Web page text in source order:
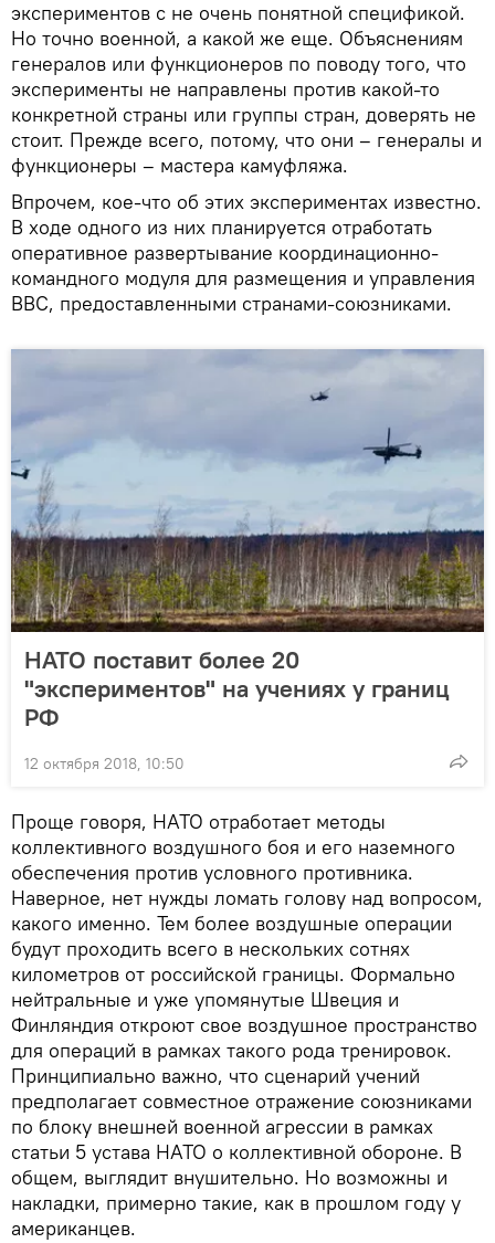
экспериментов с не очень понятной спецификой.
Но точно военной, а какой же еще. Объяснениям
генералов или функционеров по поводу того, что
эксперименты не направлены против какой-то
конкретной страны или группы стран, доверять не
стоит. Прежде всего, потому, что они – генералы и
функционеры – мастера камуфляжа.
Впрочем, кое-что об этих экспериментах известно.
В ходе одного из них планируется отработать
оперативное развертывание координационно-
командного модуля для размещения и управления
ВВС, предоставленными странами-союзниками.
НАТО поставит более 20
"экспериментов" на учениях у границ
РФ
12 октября 2018, 10:50
Проще говоря, НАТО отработает методы
коллективного воздушного боя и его наземного
обеспечения против условного противника.
Наверное, нет нужды ломать голову над вопросом,
какого именно. Тем более воздушные операции
будут проходить всего в нескольких сотнях
километров от российской границы. Формально
нейтральные и уже упомянутые Швеция и
Финляндия откроют свое воздушное пространство
для операций в рамках такого рода тренировок.
Принципиально важно, что сценарий учений
предполагает совместное отражение союзниками
по блоку внешней военной агрессии в рамках
статьи 5 устава НАТО о коллективной обороне. В
общем, выглядит внушительно. Но возможны и
накладки, примерно такие, как в прошлом году у
американцев.